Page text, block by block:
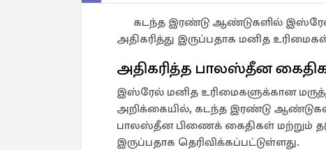
கடந்த இரண்டு ஆண்டுகளில்
அதிகரித்து இருப்பதாக மனித
அதிகரித்த பாலஸ்தீன
இஸ்ரேல் மனித உரிமைகளுக்கான
அறிக்கையில், கடந்த இரண்டு
பாலஸ்தீன பிணைக் கைதிகள் மற்றும்
இருப்பதாக தெரிவிக்கப்பட்டுள்ளது.